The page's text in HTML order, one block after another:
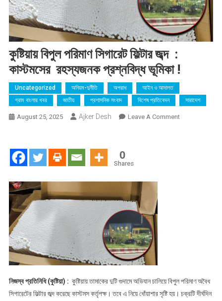
কুষ্টিয়ায় বিপুল পরিমাণ সিগারেট ফিল্টার জব্দ :
কাস্টমসের রহস্যজনক প্রশ্নবিদ্ধ ভূমিকা !
Uncategorized অনিয়ম-দুর্নীতি অপরাধ
আইন ও আদালত
গ্রাম বাংলার খবর
জাতীয় প্রশাসনিক সংবাদ বিশেষ প্রতিবেদন সারাদেশ
August 25, 2025 Ajker Desh Leave A CommentOn
0
Shares
নিজস্ব প্রতিনিধি (কুষ্টিয়া) : কুষ্টিয়ায় তামাকের দুটি গুদামে অভিযান চালিয়ে বিপুল পরিমাণ অবৈধ
সিগারেটের ফিল্টার জব্দ করেছে কাস্টমস কর্তৃপক্ষ। তবে এ নিয়ে ধোঁয়াশার সৃষ্টি হয়। চক্রটি দীর্ঘদিন